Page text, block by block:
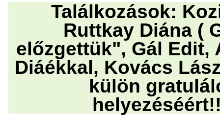
Találkozások:
Ruttkay Diána (
előzgettük", Gál Edit,
Diáékkal, Kovács
külön